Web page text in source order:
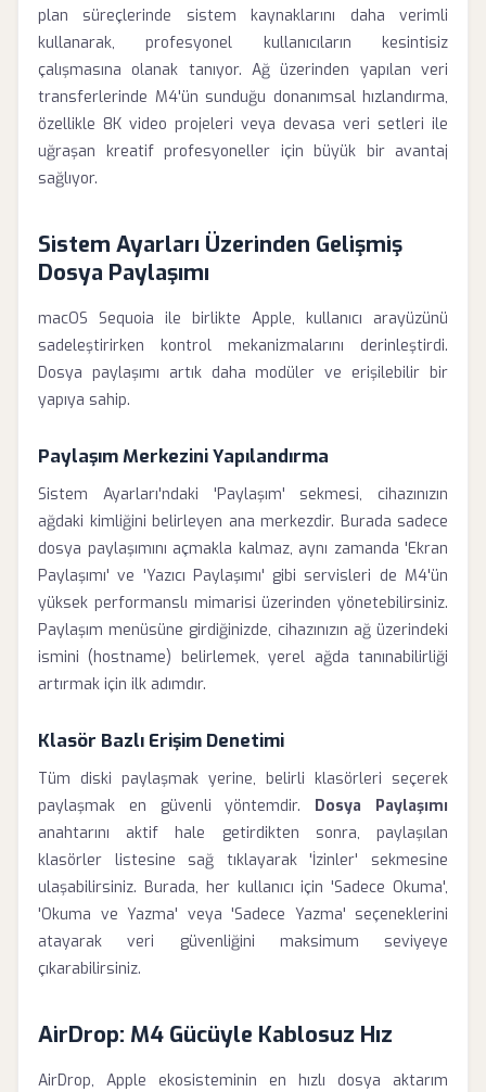
plan süreçlerinde sistem kaynaklarını daha verimli
kullanarak, profesyonel kullanıcıların kesintisiz
çalışmasına olanak tanıyor. Ağ üzerinden yapılan veri
transferlerinde M4'ün sunduğu donanımsal hızlandırma,
özellikle 8K video projeleri veya devasa veri setleri ile
uğraşan kreatif profesyoneller için büyük bir avantaj
sağlıyor.
Sistem Ayarları Üzerinden Gelişmiş
Dosya Paylaşımı
macOS Sequoia ile birlikte Apple, kullanıcı arayüzünü
sadeleştirirken kontrol mekanizmalarını derinleştirdi.
Dosya paylaşımı artık daha modüler ve erişilebilir bir
yapıya sahip.
Paylaşım Merkezini Yapılandırma
Sistem Ayarları'ndaki 'Paylaşım' sekmesi, cihazınızın
ağdaki kimliğini belirleyen ana merkezdir. Burada sadece
dosya paylaşımını açmakla kalmaz, aynı zamanda 'Ekran
Paylaşımı' ve 'Yazıcı Paylaşımı' gibi servisleri de M4'ün
yüksek performanslı mimarisi üzerinden yönetebilirsiniz.
Paylaşım menüsüne girdiğinizde, cihazınızın ağ üzerindeki
ismini (hostname) belirlemek, yerel ağda tanınabilirliği
artırmak için ilk adımdır.
Klasör Bazlı Erişim Denetimi
Tüm diski paylaşmak yerine, belirli klasörleri seçerek
paylaşmak en güvenli yöntemdir. Dosya Paylaşımı
anahtarını aktif hale getirdikten sonra, paylaşılan
klasörler listesine sağ tıklayarak 'İzinler' sekmesine
ulaşabilirsiniz. Burada, her kullanıcı için 'Sadece Okuma',
'Okuma ve Yazma' veya 'Sadece Yazma' seçeneklerini
atayarak veri güvenliğini maksimum seviyeye
çıkarabilirsiniz.
AirDrop: M4 Gücüyle Kablosuz Hız
AirDrop, Apple ekosisteminin en hızlı dosya aktarım